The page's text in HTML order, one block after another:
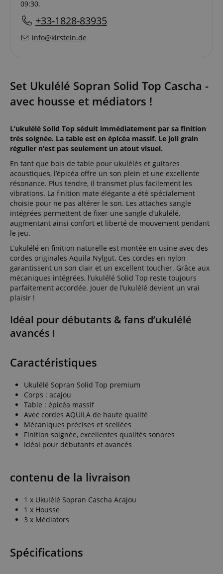
09:30.
+33-1828-83935
info@kirstein.de
Set Ukulélé Sopran Solid Top Cascha -
avec housse et médiators !
L’ukulélé Solid Top séduit immédiatement par sa finition
très soignée. La table est en épicéa massif. Le joli grain
régulier n’est pas seulement un atout visuel.
En tant que bois de table pour ukulélés et guitares
acoustiques, l’épicéa offre un son plein et une excellente
résonance. Plus tendre, il transmet plus facilement les
vibrations. La finition mate élégante a été spécialement
choisie pour ne pas altérer le son. Les attaches sangle
intégrées permettent de fixer une sangle d’ukulélé,
augmentant ainsi confort et liberté de mouvement pendant
le jeu.
L’ukulélé en finition naturelle est montée en usine avec des
cordes originales Aquila Nylgut. Ces cordes en nylon
garantissent un son clair et un excellent toucher. Grâce aux
mécaniques intégrées, l’ukulélé Solid Top reste toujours
parfaitement accordée. Jouer de l’ukulélé devient un vrai
plaisir !
Idéal pour débutants & fans d’ukulélé
avancés !
Caractéristiques
Ukulélé Sopran Solid Top premium
Corps : acajou
Table : épicéa massif
Avec cordes AQUILA de haute qualité
Mécaniques précises et scellées
Finition soignée, excellentes qualités sonores
Idéal pour débutants et avancés
contenu de la livraison
1 x Ukulélé Sopran Cascha Acajou
1 x Housse
3 x Médiators
Spécifications